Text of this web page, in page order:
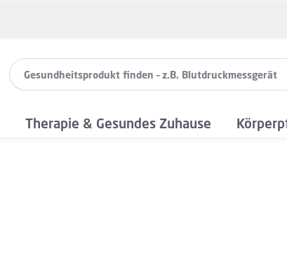
Therapie & Gesundes Zuhause